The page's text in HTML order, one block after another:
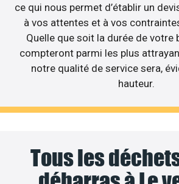
ce qui nous permet d’établir un
à vos attentes et à vos
Quelle que soit la durée de votre
compteront parmi les plus
notre qualité de service sera,
hauteur.
Tous les